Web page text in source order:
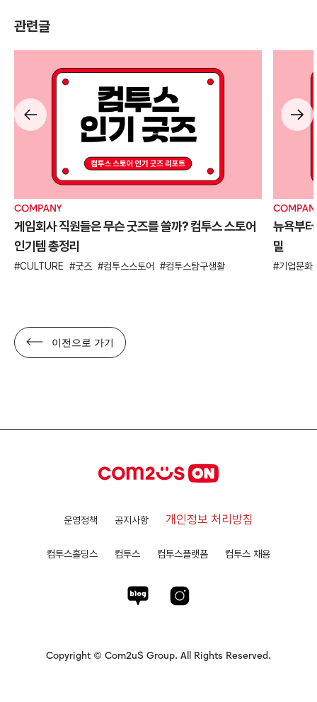
관련글
COMPANY
게임회사 직원들은 무슨 굿즈를 쓸까? 컴투스 스토어
인기템 총정리
CULTURE 굿즈 컴투스스토어 컴투스탐구생활
뉴욕부
밀
기업문화
이전으로 가기
운영정책 공지사항 개인정보 처리방침
컴투스홀딩스 컴투스 컴투스플랫폼 컴투스 채용
Copyright © Com2uS Group. All Rights Reserved.